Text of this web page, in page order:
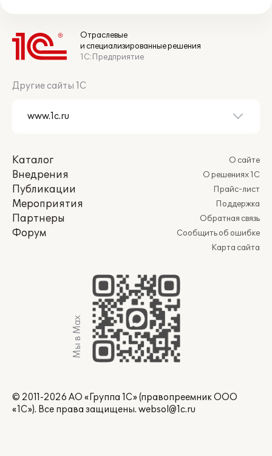
Отраслевые
и специализированные решения
1С:Предприятие
Другие сайты 1С
Каталог
Внедрения
Публикации
Мероприятия
Партнеры
Форум
О сайте
О решениях 1С
Прайс-лист
Поддержка
Обратная связь
Сообщить об ошибке
Карта сайта
Мы в Max
© 2011-2026 АО «Группа 1С» (правопреемник ООО
«1С»). Все права защищены. websol@1c.ru